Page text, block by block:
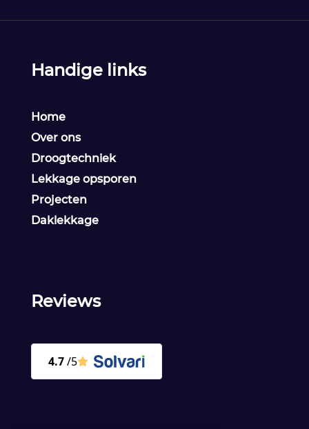
Handige links
Home
Over ons
Droogtechniek
Lekkage opsporen
Projecten
Daklekkage
Reviews